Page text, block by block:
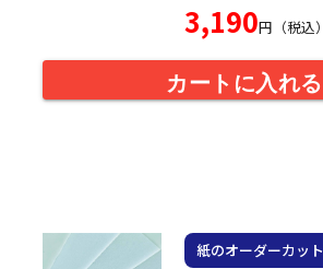
3,190円（税込）
カートに入れる
紙のオーダーカット